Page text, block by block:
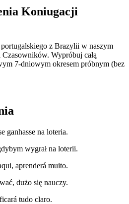
Koniugacji
z Brazylii w naszym
Wypróbuj całą
7-dniowym okresem próbnym (bez
ganhasse na loteria.
wygrał na loterii.
aprenderá muito.
dużo się nauczy.
tudo claro.